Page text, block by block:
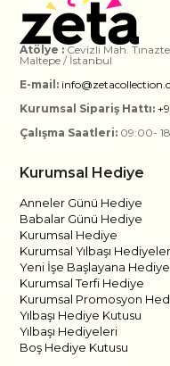
Atölye : Cevizli Mah.
Maltepe / İstanbul
E-mail:
Kurumsal Sipariş Hattı:
Çalışma Saatleri: 09:00-
Kurumsal Hediye
Anneler Günü Hediye
Babalar Günü Hediye
Kurumsal Hediye
Kurumsal Yılbaşı
Yeni İşe Başlayana Hediye
Kurumsal Terfi Hediye
Kurumsal Promosyon
Yılbaşı Hediye Kutusu
Yılbaşı Hediyeleri
Boş Hediye Kutusu